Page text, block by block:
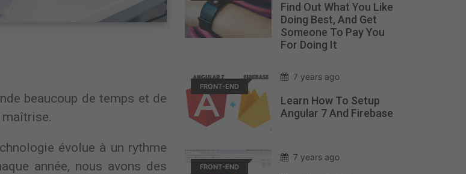
beaucoup de temps et de
évolue à un rythme
année, nous avons des
Find Out What You Like
Doing Best, And Get
Someone To Pay You
For Doing It
FRONT-END
7 years ago
Learn How To Setup
Angular 7 And Firebase
FRONT-END
7 years ago